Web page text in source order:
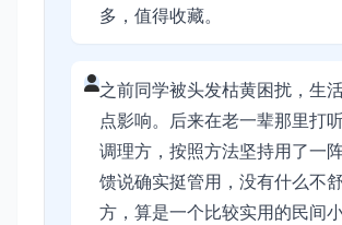
多，值得收藏。
之前同学被头发枯黄困扰，生
点影响。后来在老一辈那里打
调理方，按照方法坚持用了一
馈说确实挺管用，没有什么不
方，算是一个比较实用的民间小